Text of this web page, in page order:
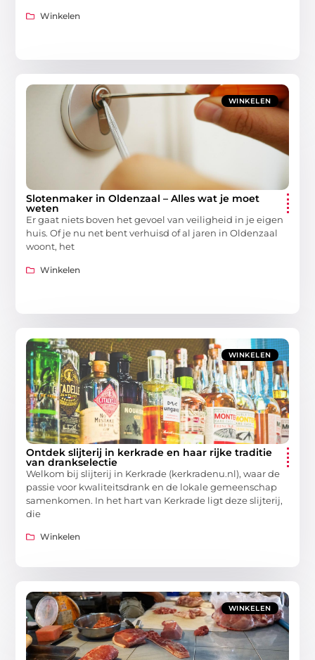
Winkelen
WINKELEN
Slotenmaker in Oldenzaal – Alles wat je moet
weten
Er gaat niets boven het gevoel van veiligheid in je eigen
huis. Of je nu net bent verhuisd of al jaren in Oldenzaal
woont, het
Winkelen
WINKELEN
Ontdek slijterij in kerkrade en haar rijke traditie
van drankselectie
Welkom bij slijterij in Kerkrade (kerkradenu.nl), waar de
passie voor kwaliteitsdrank en de lokale gemeenschap
samenkomen. In het hart van Kerkrade ligt deze slijterij,
die
Winkelen
WINKELEN